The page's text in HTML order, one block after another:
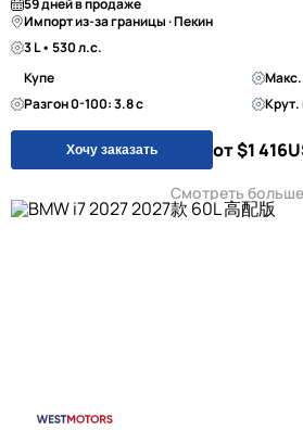
59 дней в продаже
Импорт из-за границы · Пекин
3 L • 530 л.с.
Купе
Макс.
Разгон 0-100: 3.8 с
Хочу заказать от $1 416
Смотреть больше